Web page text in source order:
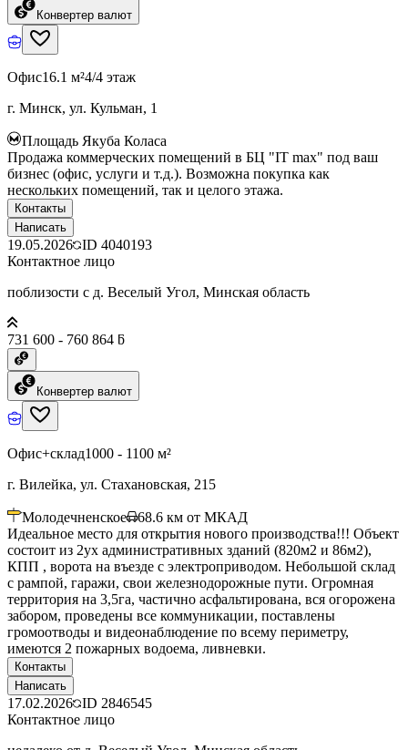
Конвертер валют
Офис16.1 м²4/4 этаж
г. Минск, ул. Кульман, 1
Площадь Якуба Коласа
Продажа коммерческих помещений в БЦ "IT max" под ваш
бизнес (офис, услуги и т.д.). Возможна покупка как
нескольких помещений, так и целого этажа.
Контакты
Написать
19.05.2026 ID 4040193
Контактное лицо
поблизости с д. Веселый Угол, Минская область
731 600 - 760 864 ƃ
Конвертер валют
Офис+склад1000 - 1100 м²
г. Вилейка, ул. Стахановская, 215
Молодечненское 68.6 км от МКАД
Идеальное место для открытия нового производства!!! Объект
состоит из 2ух административных зданий (820м2 и 86м2),
КПП , ворота на въезде с электроприводом. Небольшой склад
с рампой, гаражи, свои железнодорожные пути. Огромная
территория на 3,5га, частично асфальтирована, вся огорожена
забором, проведены все коммуникации, поставлены
громоотводы и видеонаблюдение по всему периметру,
имеются 2 пожарных водоема, ливневки.
Контакты
Написать
17.02.2026 ID 2846545
Контактное лицо